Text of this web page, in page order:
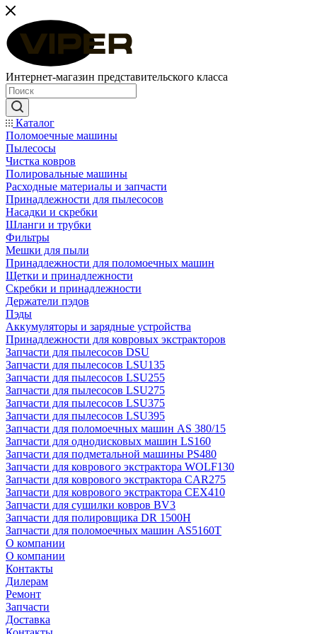
Интернет-магазин представительского класса
Каталог
Поломоечные машины
Пылесосы
Чистка ковров
Полировальные машины
Расходные материалы и запчасти
Принадлежности для пылесосов
Насадки и скребки
Шланги и трубки
Фильтры
Мешки для пыли
Принадлежности для поломоечных машин
Щетки и принадлежности
Скребки и принадлежности
Держатели пэдов
Пэды
Аккумуляторы и зарядные устройства
Принадлежности для ковровых экстракторов
Запчасти для пылесосов DSU
Запчасти для пылесосов LSU135
Запчасти для пылесосов LSU255
Запчасти для пылесосов LSU275
Запчасти для пылесосов LSU375
Запчасти для пылесосов LSU395
Запчасти для поломоечных машин AS 380/15
Запчасти для однодисковых машин LS160
Запчасти для подметальной машины PS480
Запчасти для коврового экстрактора WOLF130
Запчасти для коврового экстрактора CAR275
Запчасти для коврового экстрактора CEX410
Запчасти для сушилки ковров BV3
Запчасти для полировщика DR 1500H
Запчасти для поломоечных машин AS5160T
О компании
О компании
Контакты
Дилерам
Ремонт
Запчасти
Доставка